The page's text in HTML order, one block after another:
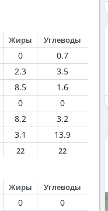
Жиры Углеводы
0
0.7
2.3
3.5
8.5
1.6
0
0
8.2
3.2
3.1
13.9
22 22
Жиры Углеводы
0
0